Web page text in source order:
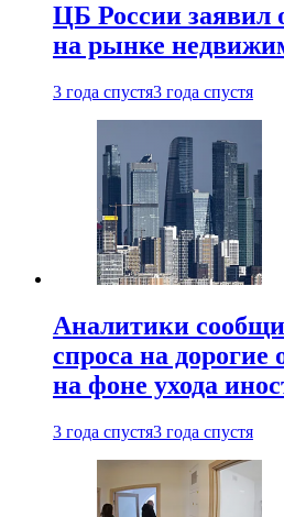
ЦБ России заявил
на рынке
3 года спустя3 года спустя
Аналитики
спроса на
на фоне ухода
3 года спустя3 года спустя